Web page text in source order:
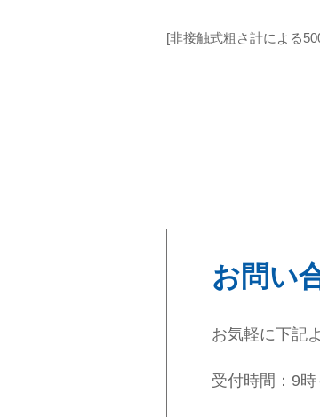
[非接触式粗さ計による
お問い
お気軽に下記
受付時間：9